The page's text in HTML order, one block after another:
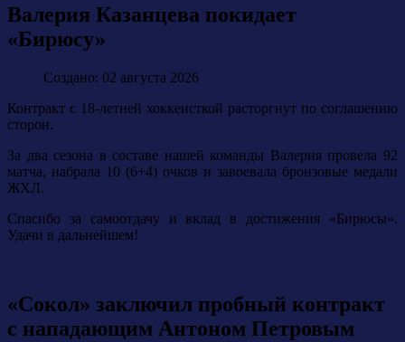
Валерия Казанцева покидает
«Бирюсу»
Создано: 02 августа 2026
Контракт с 18-летней хоккеисткой расторгнут по соглашению
сторон.
За два сезона в составе нашей команды Валерия провела 92
матча, набрала 10 (6+4) очков и завоевала бронзовые медали
ЖХЛ.
Спасибо за самоотдачу и вклад в достижения «Бирюсы».
Удачи в дальнейшем!
«Сокол» заключил пробный контракт
с нападающим Антоном Петровым